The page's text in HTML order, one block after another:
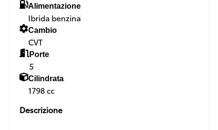
Alimentazione
Ibrida benzina
Cambio
CVT
Porte
5
Cilindrata
1798 cc
Descrizione